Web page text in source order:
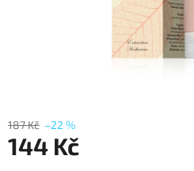
187 Kč –22 %
144 Kč